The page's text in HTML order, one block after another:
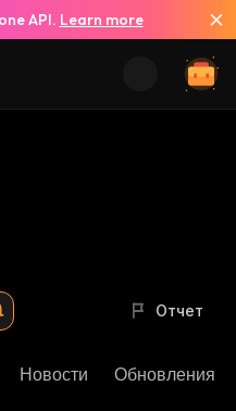
API. Learn more
Отчет
Новости Обновления